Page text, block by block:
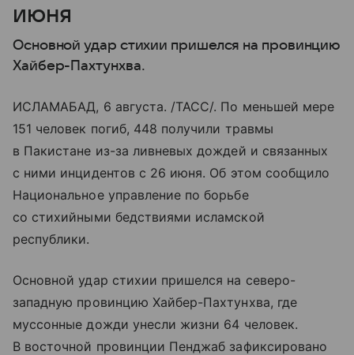
июня
Основной удар стихии пришелся на провинцию
Хайбер-Пахтунхва.
ИСЛАМАБАД, 6 августа. /ТАСС/. По меньшей мере
151 человек погиб, 448 получили травмы
в Пакистане из-за ливневых дождей и связанных
с ними инцидентов с 26 июня. Об этом сообщило
Национальное управление по борьбе
со стихийными бедствиями исламской
республики.
Основной удар стихии пришелся на северо-
западную провинцию Хайбер-Пахтунхва, где
муссонные дожди унесли жизни 64 человек.
В восточной провинции Пенджаб зафиксировано